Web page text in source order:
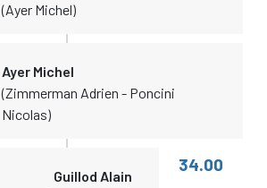
(Ayer Michel)
Ayer Michel
(Zimmerman Adrien - Poncini
Nicolas)
Guillod Alain
34.00